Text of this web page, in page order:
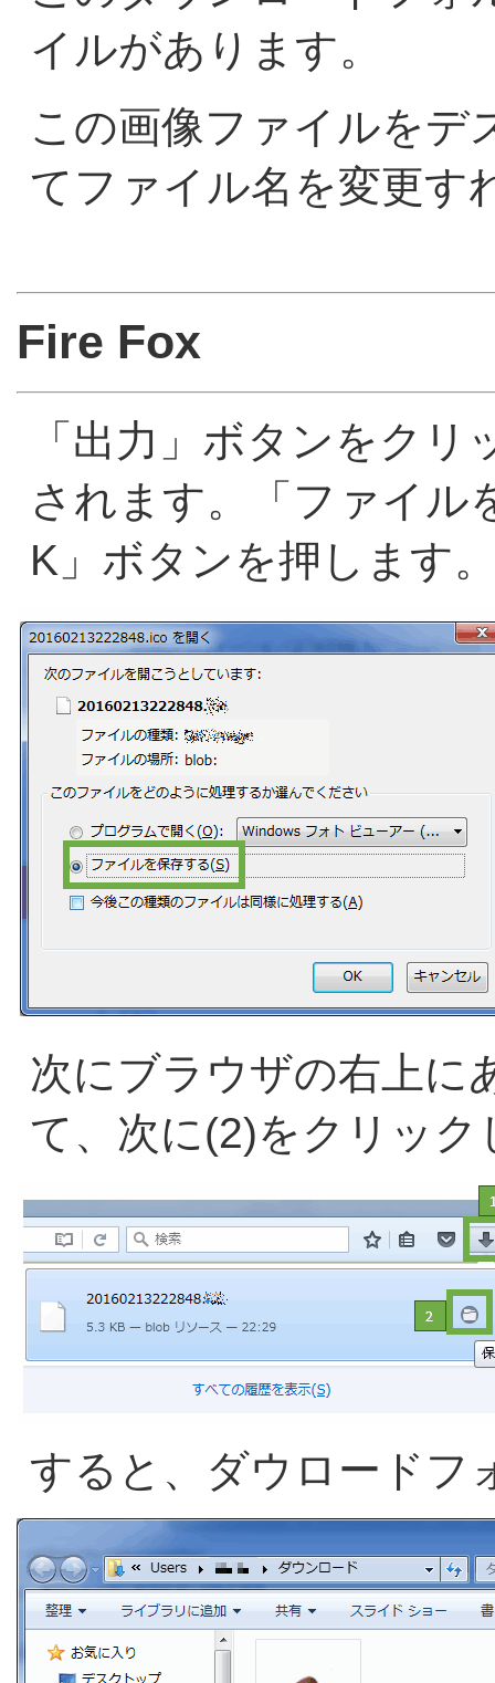
イルがあります。
この画像ファイルをデ
てファイル名を変更す
Fire Fox
「出力」ボタンをク
されます。「ファイル
K」ボタンを押します
次にブラウザの右上に
て、次に(2)をクリック
すると、ダウロードフ